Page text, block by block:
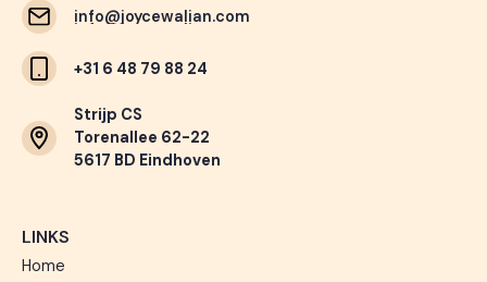
info@joycewalian.com
info@joycewalian.com
+31 6 48 79 88 24
Strijp CS
Torenallee 62-22
5617 BD Eindhoven
LINKS
Home